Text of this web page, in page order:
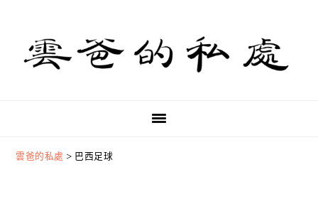
primary
navigation
content
primary
sidebar
雲爸的私處 > 巴西足球